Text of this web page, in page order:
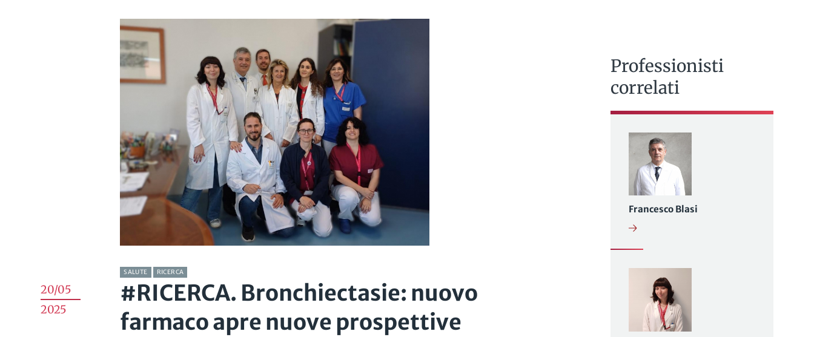
20/05
2025
SALUTE RICERCA
#RICERCA. Bronchiectasie: nuovo
farmaco apre nuove prospettive
Professionisti
correlati
Francesco Blasi